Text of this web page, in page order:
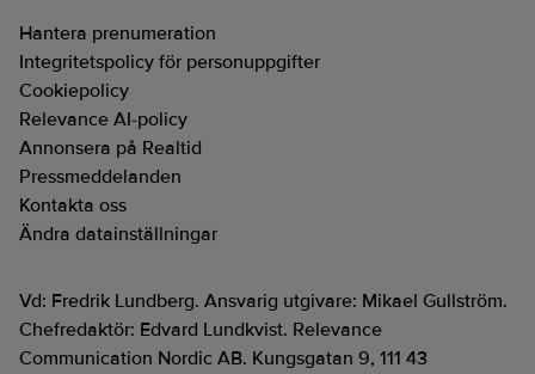
Hantera prenumeration
Integritetspolicy för personuppgifter
Cookiepolicy
Relevance AI-policy
Annonsera på Realtid
Pressmeddelanden
Kontakta oss
Ändra datainställningar
Vd: Fredrik Lundberg. Ansvarig utgivare: Mikael Gullström.
Chefredaktör: Edvard Lundkvist. Relevance
Communication Nordic AB. Kungsgatan 9, 111 43